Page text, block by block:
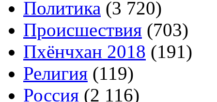
Политика (3 720)
Происшествия (703)
Пхёнчхан 2018 (191)
Религия (119)
Россия (2 116)